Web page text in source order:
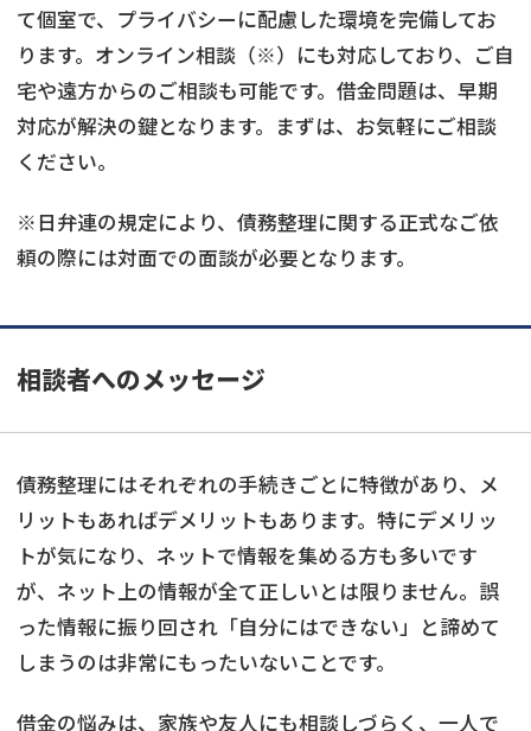
て個室で、プライバシーに配慮した環境を完備してお
ります。オンライン相談（※）にも対応しており、ご自
宅や遠方からのご相談も可能です。借金問題は、早期
対応が解決の鍵となります。まずは、お気軽にご相談
ください。
※日弁連の規定により、債務整理に関する正式なご依
頼の際には対面での面談が必要となります。
相談者へのメッセージ
債務整理にはそれぞれの手続きごとに特徴があり、メ
リットもあればデメリットもあります。特にデメリッ
トが気になり、ネットで情報を集める方も多いです
が、ネット上の情報が全て正しいとは限りません。誤
った情報に振り回され「自分にはできない」と諦めて
しまうのは非常にもったいないことです。
借金の悩みは、家族や友人にも相談しづらく、一人で